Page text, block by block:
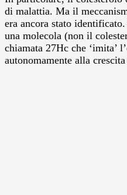
di malattia. Ma il
era ancora stato
una molecola (non il
chiamata 27Hc che ‘imita’
autonomamente alla